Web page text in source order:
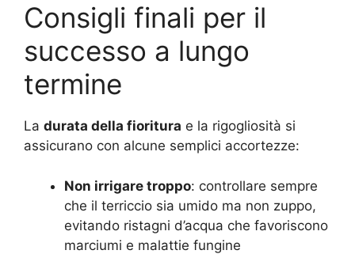
Consigli finali per il
successo a lungo
termine
La durata della fioritura e la rigogliosità si
assicurano con alcune semplici accortezze:
Non irrigare troppo: controllare sempre
che il terriccio sia umido ma non zuppo,
evitando ristagni d’acqua che favoriscono
marciumi e malattie fungine